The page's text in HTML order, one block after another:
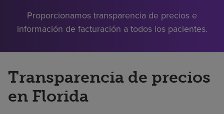
Proporcionamos transparencia de precios e
información de facturación a todos los pacientes.
Transparencia de precios
en Florida